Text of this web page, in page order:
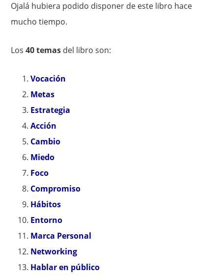
Ojalá hubiera podido disponer de este libro hace
mucho tiempo.
Los40 temas del libro son:
Vocación
Metas
Estrategia
Acción
Cambio
Miedo
Foco
Compromiso
Hábitos
Entorno
Marca Personal
Networking
Hablar en público